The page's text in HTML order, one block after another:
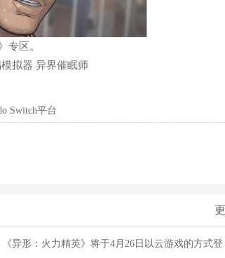
专区。
拟器 异界催眠师
Switch平台
《异形：火力精英》将于4月26日以云游戏的方式登